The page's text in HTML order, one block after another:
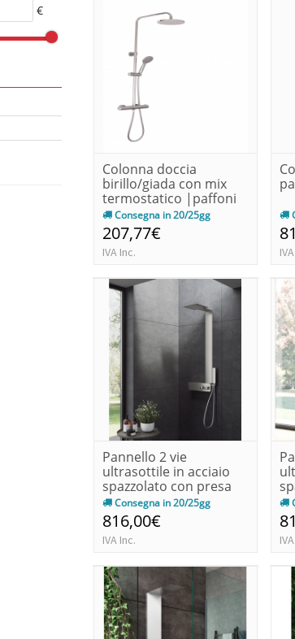
€
Colonna doccia
birillo/giada con mix
termostatico |paffoni
Consegna in 20/25gg
207,77€
IVA Inc.
Pannello 2 vie
ultrasottile in acciaio
spazzolato con presa
d'acq...
Consegna in 20/25gg
816,00€
IVA Inc.